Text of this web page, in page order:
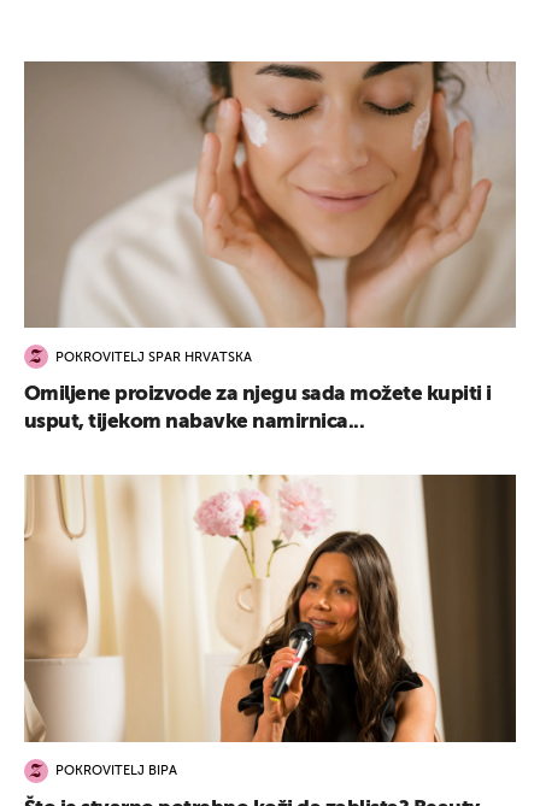
POKROVITELJ SPAR HRVATSKA
Omiljene proizvode za njegu sada možete kupiti i
usput, tijekom nabavke namirnica...
POKROVITELJ BIPA